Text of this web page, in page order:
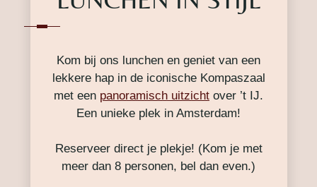
Kom bij ons lunchen en geniet van een
lekkere hap in de iconische Kompaszaal
met een panoramisch uitzicht over ’t IJ.
Een unieke plek in Amsterdam!
Reserveer direct je plekje! (Kom je met
meer dan 8 personen, bel dan even.)